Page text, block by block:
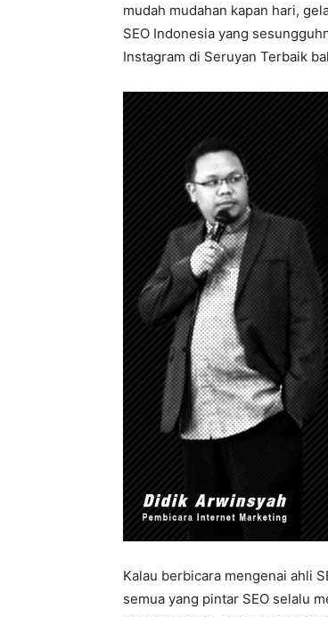
mudah mudahan kapan hari,
SEO Indonesia yang
Instagram di Seruyan Terbaik
Kalau berbicara mengenai ahli
semua yang pintar SEO selalu